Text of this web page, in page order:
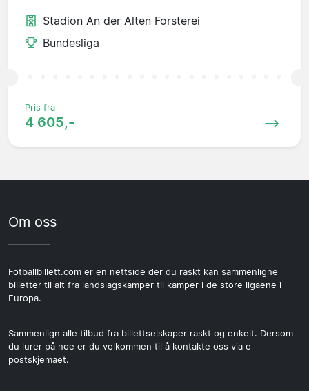
Stadion An der Alten Forsterei
Bundesliga
Pris fra
4 605,-
Om oss
Fotballbillett.com er en nettside der du raskt kan sammenligne
billetter til alt fra landslagskamper til kamper i de store ligaene i
Europa.
Sammenlign alle tilbud fra billettselskaper raskt og enkelt. Dersom
du lurer på noe er du velkommen til å kontakte oss via e-
postskjemaet.